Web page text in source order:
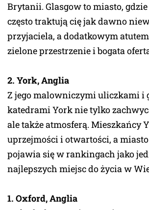
Brytanii. Glasgow to miasto,
często traktują cię jak dawno
przyjaciela, a dodatkowym
zielone przestrzenie i bogata
2. York, Anglia
Z jego malowniczymi uliczkami i
katedrami York nie tylko
ale także atmosferą. Mieszkańcy
uprzejmości i otwartości, a
pojawia się w rankingach jako
najlepszych miejsc do życia w
1. Oxford, Anglia